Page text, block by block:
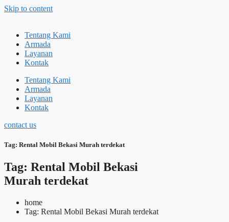
Skip to content
Tentang Kami
Armada
Layanan
Kontak
Tentang Kami
Armada
Layanan
Kontak
contact us
Tag: Rental Mobil Bekasi Murah terdekat
Tag: Rental Mobil Bekasi
Murah terdekat
home
Tag: Rental Mobil Bekasi Murah terdekat